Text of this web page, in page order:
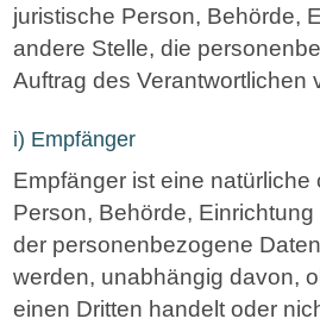
juristische Person, Behörde,
andere Stelle, die
Auftrag des Verantwortlichen
i) Empfänger
Empfänger ist eine natürliche
Person, Behörde,
der personenbezogene
werden, unabhängig davon,
einen Dritten handelt oder